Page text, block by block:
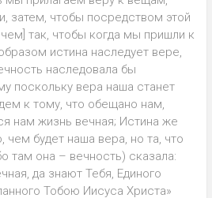
затем, чтобы посредством этой
так, чтобы когда мы пришли к
истина наследует вере,
наследовала бы
поскольку вера наша станет
к тому, что обещано нам,
нам жизнь вечная; Истина же
чем будет наша вера, но та, что
там она – вечность) сказала:
да знают Тебя, Единого
Тобою Иисуса Христа»